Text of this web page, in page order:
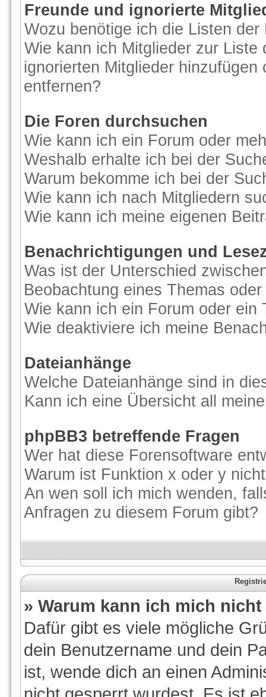
Freunde und ignorierte
Wozu benötige ich die Listen
Wie kann ich Mitglieder zur
ignorierten Mitglieder
entfernen?
Die Foren durchsuchen
Wie kann ich ein Forum oder
Weshalb erhalte ich bei der
Warum bekomme ich bei der
Wie kann ich nach Mitgliedern
Wie kann ich meine eigenen
Benachrichtigungen und
Was ist der Unterschied
Beobachtung eines Themas
Wie kann ich ein Forum oder ein
Wie deaktiviere ich meine
Dateianhänge
Welche Dateianhänge sind in
Kann ich eine Übersicht all
phpBB3 betreffende Fragen
Wer hat diese Forensoftware
Warum ist Funktion x oder y
An wen soll ich mich wenden,
Anfragen zu diesem Forum gibt?
» Warum kann ich mich
Dafür gibt es viele mögliche
dein Benutzername und dein
ist, wende dich an einen